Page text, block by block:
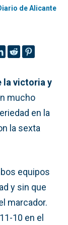
de Alicante
la victoria y
mucho
en la
la sexta
equipos
y sin que
marcador.
10 en el